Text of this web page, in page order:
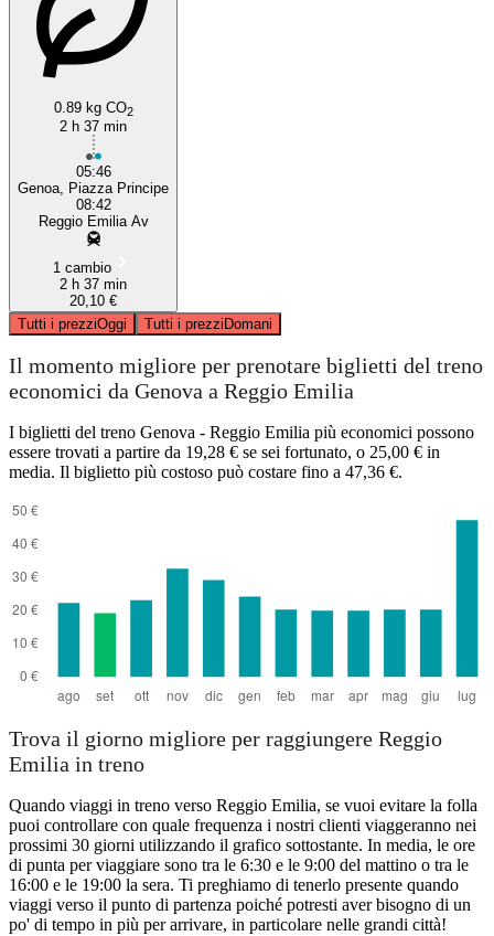
0.89 kg CO2
2 h 37 min
05:46
Genoa, Piazza Principe
08:42
Reggio Emilia Av
1 cambio
2 h 37 min
20,10 €
Tutti i prezziOggi Tutti i prezziDomani
Il momento migliore per prenotare biglietti del treno
economici da Genova a Reggio Emilia
I biglietti del treno Genova - Reggio Emilia più economici possono
essere trovati a partire da 19,28 € se sei fortunato, o 25,00 € in
media. Il biglietto più costoso può costare fino a 47,36 €.
Trova il giorno migliore per raggiungere Reggio
Emilia in treno
Quando viaggi in treno verso Reggio Emilia, se vuoi evitare la folla
puoi controllare con quale frequenza i nostri clienti viaggeranno nei
prossimi 30 giorni utilizzando il grafico sottostante. In media, le ore
di punta per viaggiare sono tra le 6:30 e le 9:00 del mattino o tra le
16:00 e le 19:00 la sera. Ti preghiamo di tenerlo presente quando
viaggi verso il punto di partenza poiché potresti aver bisogno di un
po' di tempo in più per arrivare, in particolare nelle grandi città!